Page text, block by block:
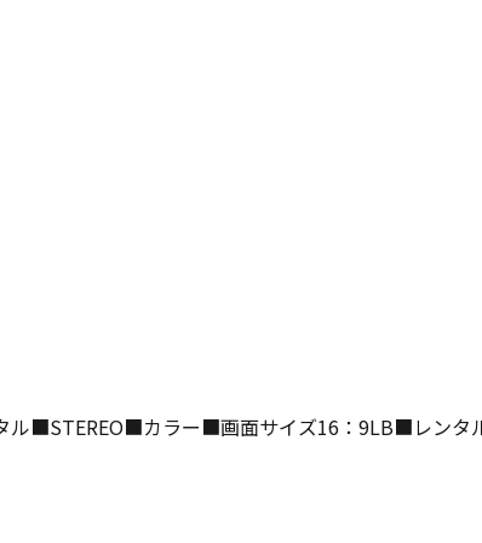
■STEREO■カラー■画面サイズ16：9LB■レンタ